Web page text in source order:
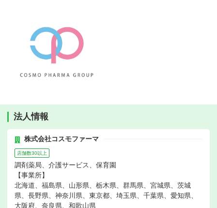
法人情報
株式会社コスモファーマ
店舗数30以上
調剤薬局、介護サービス、保育園
【事業所】
北海道、福島県、山形県、栃木県、群馬県、宮城県、茨城
県、長野県、神奈川県、東京都、埼玉県、千葉県、愛知県、
大阪府、奈良県、和歌山県